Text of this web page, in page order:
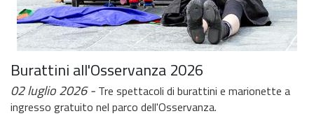
Burattini all'Osservanza 2026
02 luglio 2026
Tre spettacoli di burattini e marionette a
ingresso gratuito nel parco dell'Osservanza.